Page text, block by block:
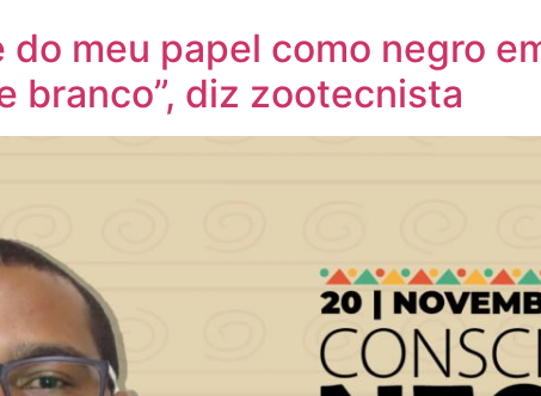
do meu papel como negro
branco”, diz zootecnista